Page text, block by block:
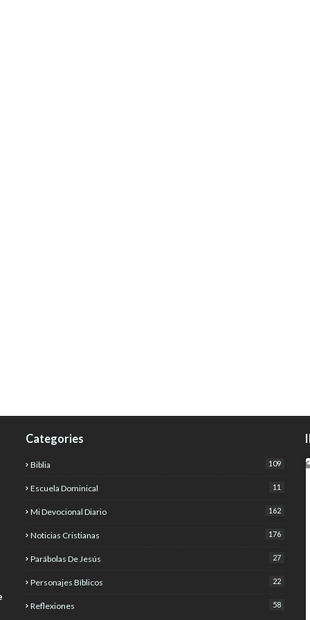
Categories
Biblia 109
Escuela Dominical 11
Mi Devocional Diario 162
Noticias Cristianas 176
Parábolas De Jesús 27
Personajes Bíblicos 22
Reflexiones 58